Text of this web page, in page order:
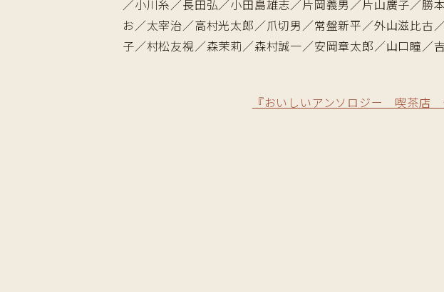
／小川糸／長田弘／小田島雄志／片岡義男／片山廣子／
お／太宰治／高村光太郎／爪切男／常盤新平／外山滋比
子／村松友視／森茉莉／森村誠一／安岡章太郎／山口瞳／
『おいしいアンソロジー 喫茶店